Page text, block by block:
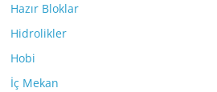
Hazır Bloklar
Hidrolikler
Hobi
İç Mekan